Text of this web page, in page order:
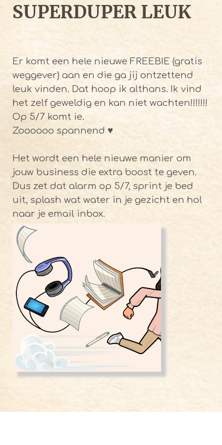
SUPERDUPER LEUK
Er komt een hele nieuwe FREEBIE (gratis
weggever) aan en die ga jij ontzettend
leuk vinden. Dat hoop ik althans. Ik vind
het zelf geweldig en kan niet wachten!!!!!!!
Op 5/7 komt ie.
Zoooooo spannend ♥
Het wordt een hele nieuwe manier om
jouw business die extra boost te geven.
Dus zet dat alarm op 5/7, sprint je bed
uit, splash wat water in je gezicht en hol
naar je email inbox.